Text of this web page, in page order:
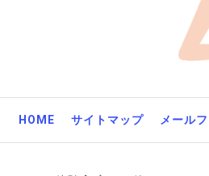
HOME サイトマップ メール